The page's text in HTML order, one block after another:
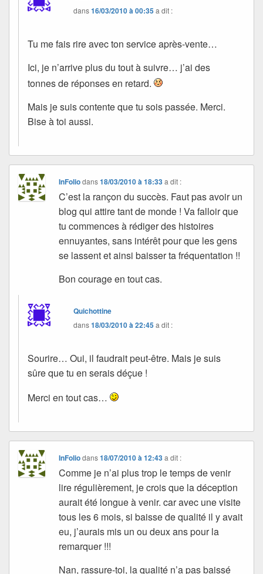
dans16/03/2010 à 00:35a dit :
Tu me fais rire avec ton service après-vente…
Ici, je n’arrive plus du tout à suivre… j’ai des
tonnes de réponses en retard.
Mais je suis contente que tu sois passée. Merci.
Bise à toi aussi.
InFoliodans18/03/2010 à 18:33 a dit :
C’est la rançon du succès. Faut pas avoir un
blog qui attire tant de monde ! Va falloir que
tu commences à rédiger des histoires
ennuyantes, sans intérêt pour que les gens
se lassent et ainsi baisser ta fréquentation !!
Bon courage en tout cas.
Quichottine
dans18/03/2010 à 22:45a dit :
Sourire… Oui, il faudrait peut-être. Mais je suis
sûre que tu en serais déçue !
Merci en tout cas…
InFoliodans18/07/2010 à 12:43 a dit :
Comme je n’ai plus trop le temps de venir
lire régulièrement, je crois que la déception
aurait été longue à venir. car avec une visite
tous les 6 mois, si baisse de qualité il y avait
eu, j’aurais mis un ou deux ans pour la
remarquer !!!
Nan, rassure-toi, la qualité n’a pas baissé